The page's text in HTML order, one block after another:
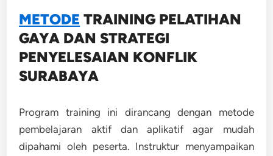
METODE TRAINING PELATIHAN
GAYA DAN STRATEGI
PENYELESAIAN KONFLIK
SURABAYA
Program training ini dirancang dengan metode
pembelajaran aktif dan aplikatif agar mudah
dipahami oleh peserta. Instruktur menyampaikan